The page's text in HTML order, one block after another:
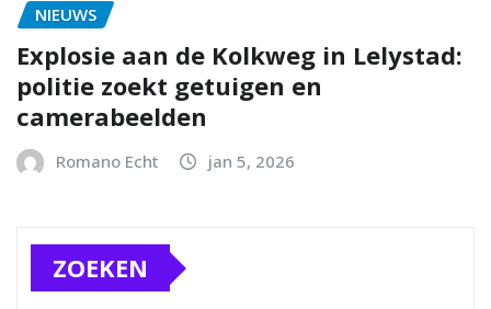
NIEUWS
Explosie aan de Kolkweg in Lelystad:
politie zoekt getuigen en
camerabeelden
Romano Echt jan 5, 2026
ZOEKEN